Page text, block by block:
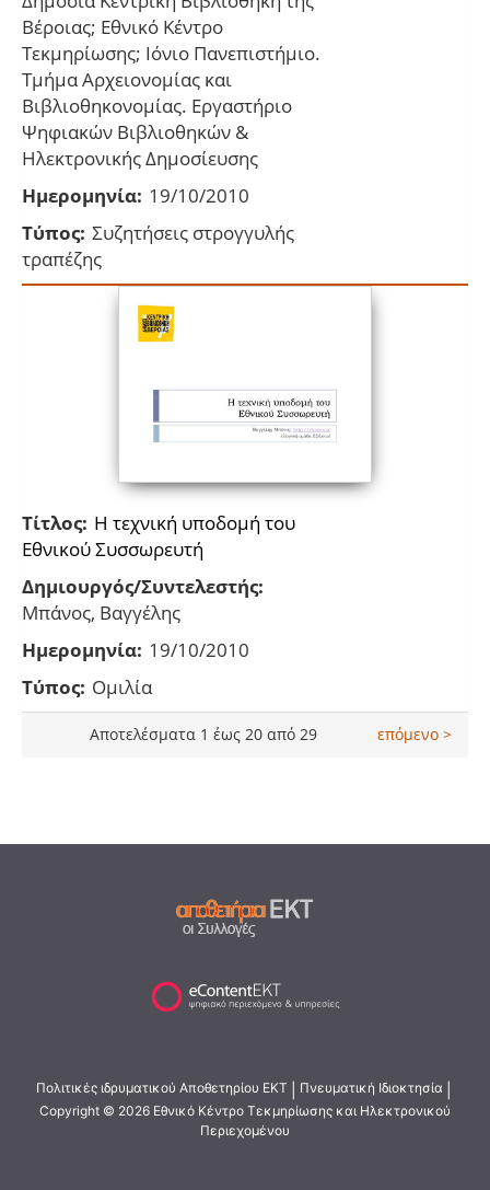
Βέροιας; Εθνικό Κέντρο
Τεκμηρίωσης; Ιόνιο Πανεπιστήμιο.
Τμήμα Αρχειονομίας και
Βιβλιοθηκονομίας. Εργαστήριο
Ψηφιακών Βιβλιοθηκών &
Ηλεκτρονικής Δημοσίευσης
Ημερομηνία: 19/10/2010
Τύπος: Συζητήσεις στρογγυλής
τραπέζης
Τίτλος: Η τεχνική υποδομή του
Εθνικού Συσσωρευτή
Δημιουργός/Συντελεστής:
Μπάνος, Βαγγέλης
Ημερομηνία: 19/10/2010
Τύπος: Ομιλία
Αποτελέσματα 1 έως 20 από 29 επόμενο >